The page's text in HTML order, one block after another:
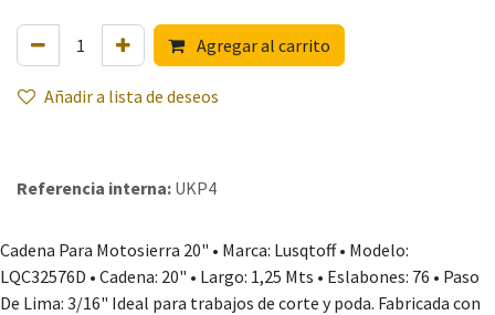
Agregar al carrito
Añadir a lista de deseos
Referencia interna: UKP4
Cadena Para Motosierra 20" • Marca: Lusqtoff • Modelo:
LQC32576D • Cadena: 20" • Largo: 1,25 Mts • Eslabones: 76 • Paso
De Lima: 3/16" Ideal para trabajos de corte y poda. Fabricada con